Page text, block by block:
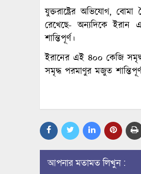
যুক্তরাষ্ট্রের অভিযোগ,
রেখেছে- অন্যদিকে ইরান
শান্তিপূর্ণ।
ইরানের এই ৪০০ কেজি
সমৃদ্ধ পরমাণুর মজুত
আপনার মতামত লিখুন :